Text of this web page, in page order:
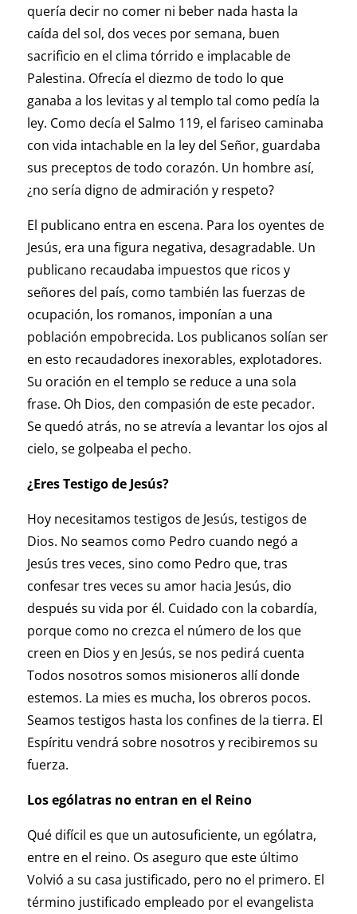
quería decir no comer ni beber nada hasta la
caída del sol, dos veces por semana, buen
sacrificio en el clima tórrido e implacable de
Palestina. Ofrecía el diezmo de todo lo que
ganaba a los levitas y al templo tal como pedía la
ley. Como decía el Salmo 119, el fariseo caminaba
con vida intachable en la ley del Señor, guardaba
sus preceptos de todo corazón. Un hombre así,
¿no sería digno de admiración y respeto?
El publicano entra en escena. Para los oyentes de
Jesús, era una figura negativa, desagradable. Un
publicano recaudaba impuestos que ricos y
señores del país, como también las fuerzas de
ocupación, los romanos, imponían a una
población empobrecida. Los publicanos solían ser
en esto recaudadores inexorables, explotadores.
Su oración en el templo se reduce a una sola
frase. Oh Dios, den compasión de este pecador.
Se quedó atrás, no se atrevía a levantar los ojos al
cielo, se golpeaba el pecho.
¿Eres Testigo de Jesús?
Hoy necesitamos testigos de Jesús, testigos de
Dios. No seamos como Pedro cuando negó a
Jesús tres veces, sino como Pedro que, tras
confesar tres veces su amor hacia Jesús, dio
después su vida por él. Cuidado con la cobardía,
porque como no crezca el número de los que
creen en Dios y en Jesús, se nos pedirá cuenta
Todos nosotros somos misioneros allí donde
estemos. La mies es mucha, los obreros pocos.
Seamos testigos hasta los confines de la tierra. El
Espíritu vendrá sobre nosotros y recibiremos su
fuerza.
Los ególatras no entran en el Reino
Qué difícil es que un autosuficiente, un ególatra,
entre en el reino. Os aseguro que este último
Volvió a su casa justificado, pero no el primero. El
término justificado empleado por el evangelista